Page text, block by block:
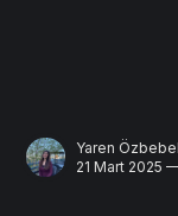
Yaren
21 Mart 2025